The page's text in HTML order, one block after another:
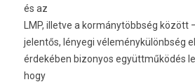
és az
LMP, il­let­ve a kormánytöbbség között
jelen­tős, lényegi véleménykülönbség
érdekében bi­zonyos együttműködés
hogy